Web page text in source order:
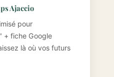
Ajaccio
pour
+ fiche Google
là où vos futurs